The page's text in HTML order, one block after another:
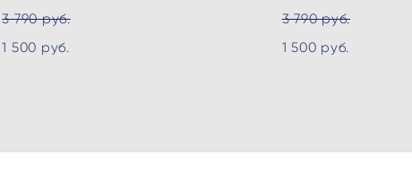
3 790 pуб.
1 500 pуб.
3 790 pуб.
1 500 pуб.